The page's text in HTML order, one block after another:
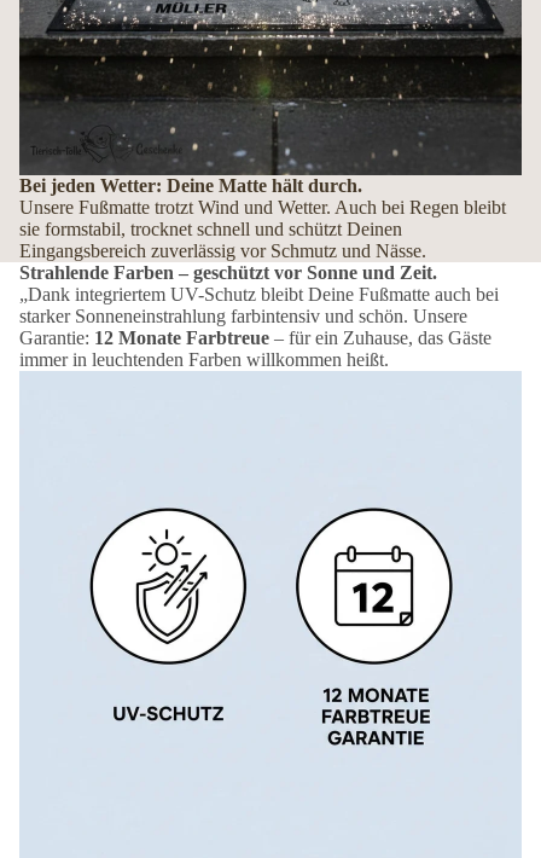
Bei jeden Wetter: Deine Matte hält durch.
Unsere Fußmatte trotzt Wind und Wetter. Auch bei Regen bleibt
sie formstabil, trocknet schnell und schützt Deinen
Eingangsbereich zuverlässig vor Schmutz und Nässe.
Strahlende Farben – geschützt vor Sonne und Zeit.
„Dank integriertem UV-Schutz bleibt Deine Fußmatte auch bei
starker Sonneneinstrahlung farbintensiv und schön. Unsere
Garantie: 12 Monate Farbtreue – für ein Zuhause, das Gäste
immer in leuchtenden Farben willkommen heißt.